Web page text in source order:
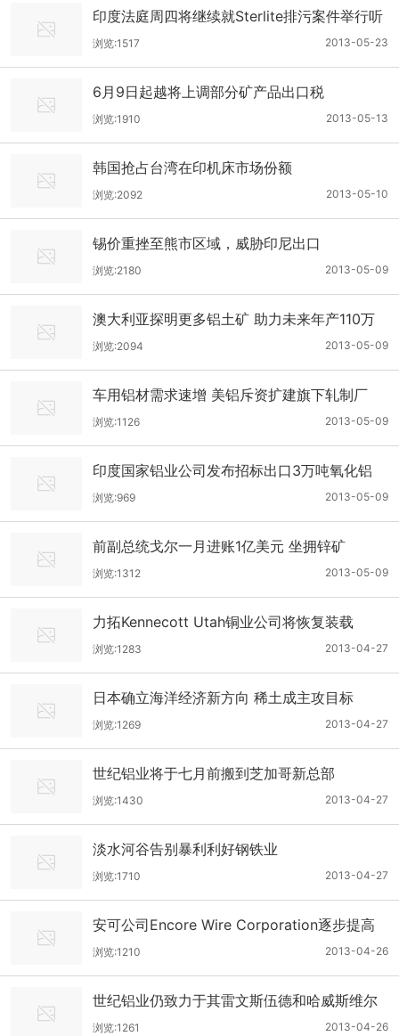
印度法庭周四将继续就Sterlite排污案件举行听
证会
2013-05-23
浏览:1517
6月9日起越将上调部分矿产品出口税
2013-05-13
浏览:1910
韩国抢占台湾在印机床市场份额
2013-05-10
浏览:2092
锡价重挫至熊市区域，威胁印尼出口
2013-05-09
浏览:2180
澳大利亚探明更多铝土矿 助力未来年产110万
吨铝冶炼厂建设
2013-05-09
浏览:2094
车用铝材需求速增 美铝斥资扩建旗下轧制厂
2013-05-09
浏览:1126
印度国家铝业公司发布招标出口3万吨氧化铝
2013-05-09
浏览:969
前副总统戈尔一月进账1亿美元 坐拥锌矿
2013-05-09
浏览:1312
力拓Kennecott Utah铜业公司将恢复装载
2013-04-27
浏览:1283
日本确立海洋经济新方向 稀土成主攻目标
2013-04-27
浏览:1269
世纪铝业将于七月前搬到芝加哥新总部
2013-04-27
浏览:1430
淡水河谷告别暴利利好钢铁业
2013-04-27
浏览:1710
安可公司Encore Wire Corporation逐步提高
铝线产量
2013-04-26
浏览:1210
世纪铝业仍致力于其雷文斯伍德和哈威斯维尔
分公司的权力分配
2013-04-26
浏览:1261